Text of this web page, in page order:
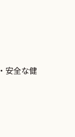
安全な健